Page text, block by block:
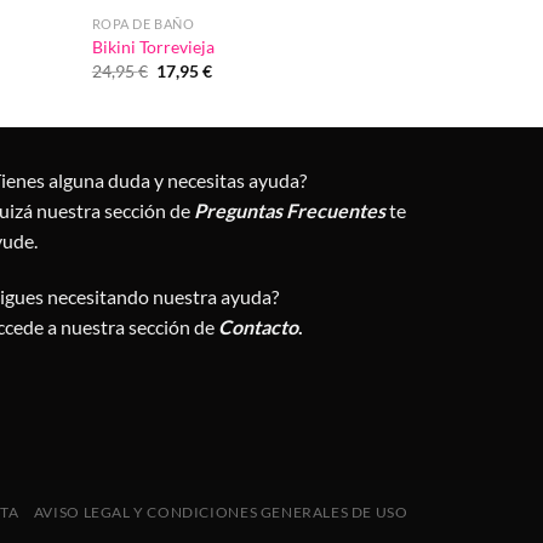
ROPA DE BAÑO
Bikini Torrevieja
24,95€ El
precio
17,95€El
alguna duda y necesitas ayuda?
nuestra sección de Preguntas Frecuenteste
necesitando nuestra ayuda?
a nuestra sección de Contacto.
AVISO LEGAL Y CONDICIONES GENERALES DE USO